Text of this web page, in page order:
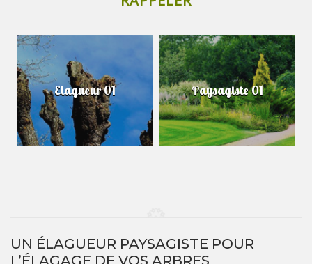
Elagueur 01 Paysagiste 01
UN ÉLAGUEUR PAYSAGISTE POUR